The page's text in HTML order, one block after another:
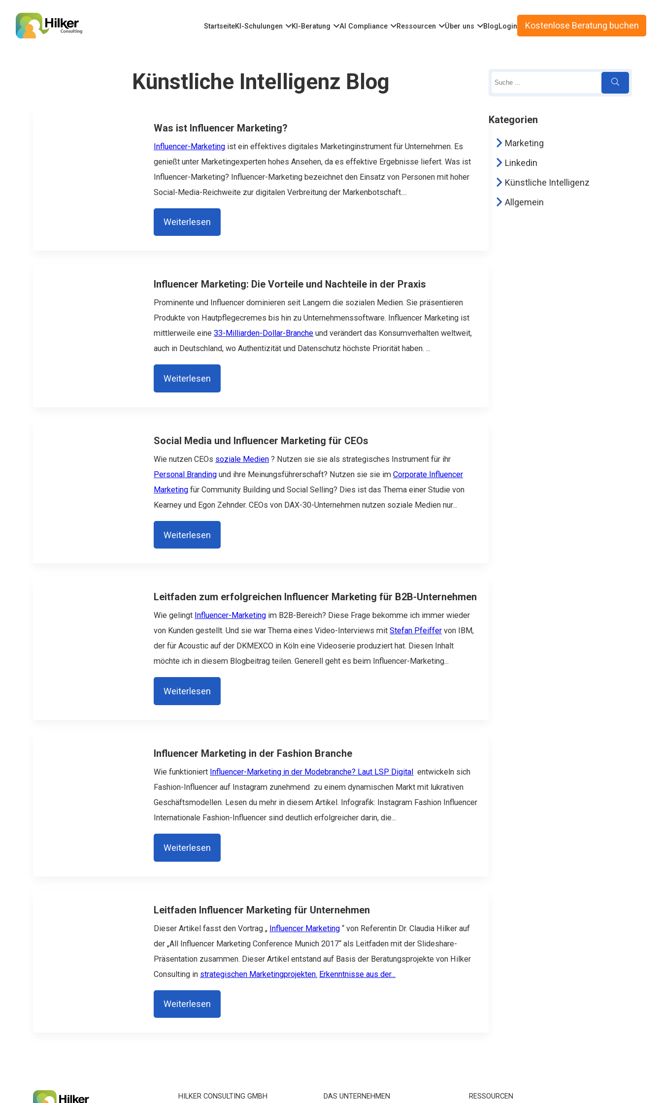
StartseiteKI-Schulungen KI-Beratung AI Compliance Ressourcen Über uns BlogLogin Kostenlose Beratung buchen
Künstliche Intelligenz Blog
Was ist Influencer Marketing?
Influencer-Marketing ist ein effektives digitales Marketinginstrument für Unternehmen. Es
genießt unter Marketingexperten hohes Ansehen, da es effektive Ergebnisse liefert. Was ist
Influencer-Marketing? Influencer-Marketing bezeichnet den Einsatz von Personen mit hoher
Social-Media-Reichweite zur digitalen Verbreitung der Markenbotschaft....
Weiterlesen
Influencer Marketing: Die Vorteile und Nachteile in der Praxis
Prominente und Influencer dominieren seit Langem die sozialen Medien. Sie präsentieren
Produkte von Hautpflegecremes bis hin zu Unternehmenssoftware. Influencer Marketing ist
mittlerweile eine33-Milliarden-Dollar-Branche und verändert das Konsumverhalten weltweit,
auch in Deutschland, wo Authentizität und Datenschutz höchste Priorität haben. ...
Weiterlesen
Social Media und Influencer Marketing für CEOs
Wie nutzen CEOs soziale Medien ? Nutzen sie sie als strategisches Instrument für ihr
Personal Branding und ihre Meinungsführerschaft? Nutzen sie sie imCorporate Influencer
Marketing für Community Building und Social Selling? Dies ist das Thema einer Studie von
Kearney und Egon Zehnder. CEOs von DAX-30-Unternehmen nutzen soziale Medien nur...
Weiterlesen
Leitfaden zum erfolgreichen Influencer Marketing für B2B-Unternehmen
Wie gelingt Influencer-Marketing im B2B-Bereich? Diese Frage bekomme ich immer wieder
von Kunden gestellt. Und sie war Thema eines Video-Interviews mitStefan Pfeiffer von IBM,
der für Acoustic auf der DKMEXCO in Köln eine Videoserie produziert hat. Diesen Inhalt
möchte ich in diesem Blogbeitrag teilen. Generell geht es beim Influencer-Marketing...
Weiterlesen
Influencer Marketing in der Fashion Branche
Wie funktioniert Influencer-Marketing in der Modebranche? Laut LSP Digital entwickeln sich
Fashion-Influencer auf Instagram zunehmend zu einem dynamischen Markt mit lukrativen
Geschäftsmodellen. Lesen du mehr in diesem Artikel. Infografik: Instagram Fashion Influencer
Internationale Fashion-Influencer sind deutlich erfolgreicher darin, die...
Weiterlesen
Leitfaden Influencer Marketing für Unternehmen
Dieser Artikel fasst den Vortrag „ Influencer Marketing “ von Referentin Dr. Claudia Hilker auf
der „All Influencer Marketing Conference Munich 2017“ als Leitfaden mit der Slideshare-
Präsentation zusammen. Dieser Artikel entstand auf Basis der Beratungsprojekte von Hilker
Consulting in strategischen Marketingprojekten. Erkenntnisse aus der...
Weiterlesen
Kategorien
Marketing
Linkedin
Künstliche Intelligenz
Allgemein
HILKER CONSULTING GMBH DAS UNTERNEHMEN RESSOURCEN